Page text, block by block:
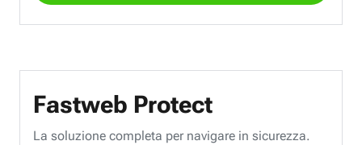
Fastweb Protect
La soluzione completa per navigare in sicurezza.